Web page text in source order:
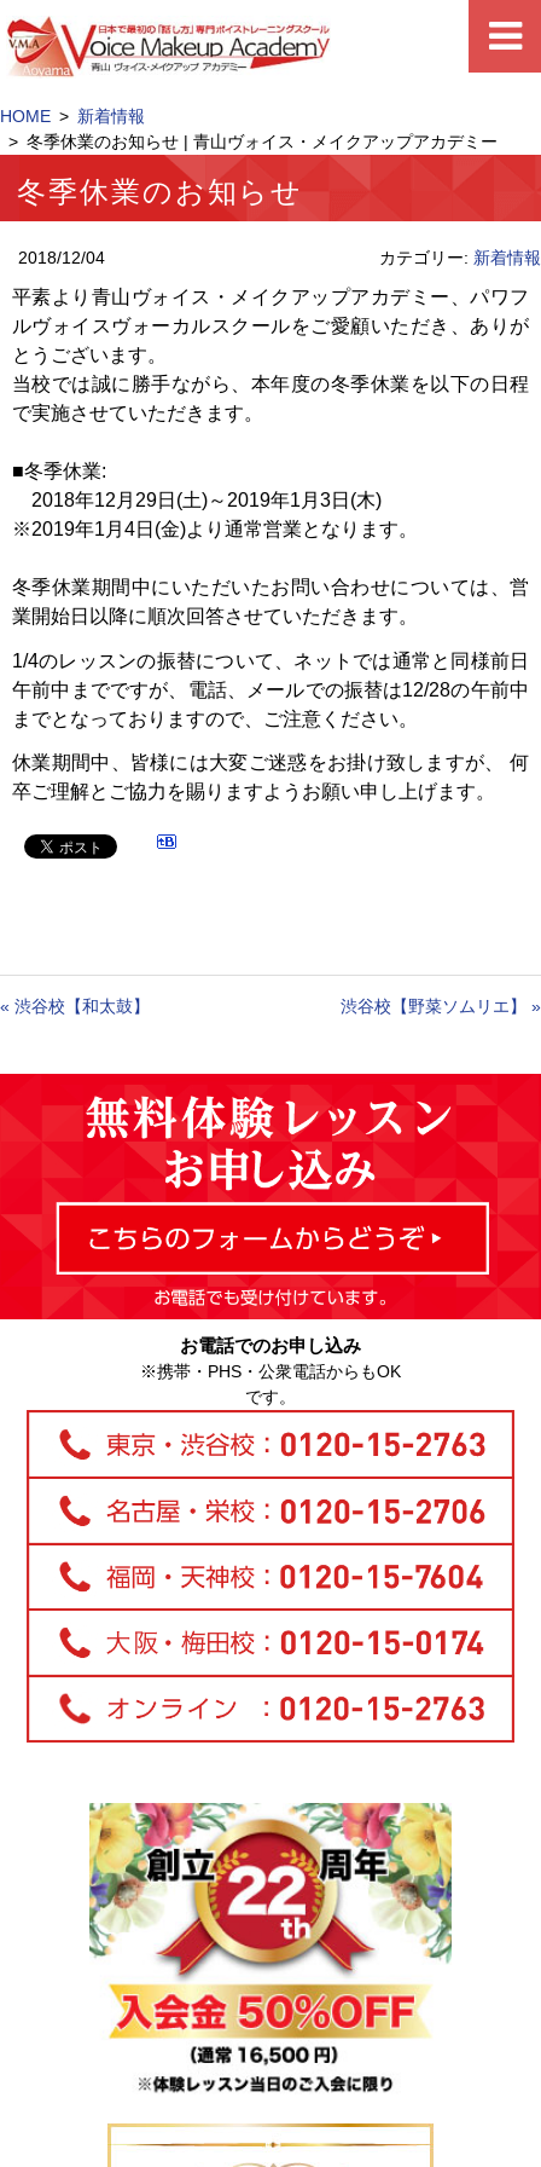
HOME
新着情報
冬季休業のお知らせ | 青山ヴォイス・メイクアップアカデミー
冬季休業のお知らせ
2018/12/04 カテゴリー: 新着情報
平素より青山ヴォイス・メイクアップアカデミー、パワフ
ルヴォイスヴォーカルスクールをご愛顧いただき、ありが
とうございます。
当校では誠に勝手ながら、本年度の冬季休業を以下の日程
で実施させていただきます。
■冬季休業:
2018年12月29日(土)～2019年1月3日(木)
※2019年1月4日(金)より通常営業となります。
冬季休業期間中にいただいたお問い合わせについては、営
業開始日以降に順次回答させていただきます。
1/4のレッスンの振替について、ネットでは通常と同様前日
午前中までですが、電話、メールでの振替は12/28の午前中
までとなっておりますので、ご注意ください。
休業期間中、皆様には大変ご迷惑をお掛け致しますが、 何
卒ご理解とご協力を賜りますようお願い申し上げます。
« 渋谷校【和太鼓】 渋谷校【野菜ソムリエ】 »
お電話でのお申し込み
※携帯・PHS・公衆電話からもOK
です。